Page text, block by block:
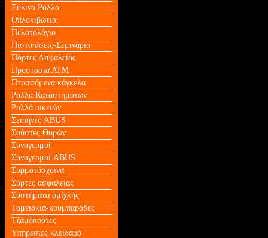
Ξύλινα Ρολλά
Οπλοκιβώτια
Πελατολόγιο
Πιστοπ/σεις-Σεμινάρια
Πόρτες Ασφαλείας
Προστασία ΑΤΜ
Πτυσσόμενα κάγκελα
Ρολλά Καταστημάτων
Ρολλά οικειών
Σειρήνες ABUS
Σούστες Θυρών
Συναγερμοί
Συναγερμοί ABUS
Συρματόσχοινα
Σύρτες ασφαλείας
Συστήματα ομίχλης
Ταμειάκια-κουμπαράδες
Τζαμόπορτες
Υπηρεσίες κλειδαρά